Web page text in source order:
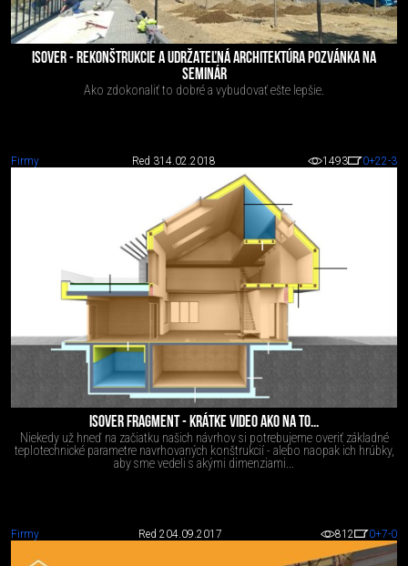
ISOVER - REKONŠTRUKCIE A UDRŽATEĽNÁ ARCHITEKTÚRA POZVÁNKA NA
SEMINÁR
Ako zdokonaliť to dobré a vybudovať ešte lepšie.
Firmy Red 314.02.2018 1493 0+22-3
ISOVER FRAGMENT - KRÁTKE VIDEO AKO NA TO...
Niekedy už hneď na začiatku našich návrhov si potrebujeme overiť základné
teplotechnické parametre navrhovaných konštrukcií - alebo naopak ich hrúbky,
aby sme vedeli s akými dimenziami...
Firmy Red 204.09.2017 812 0+7-0